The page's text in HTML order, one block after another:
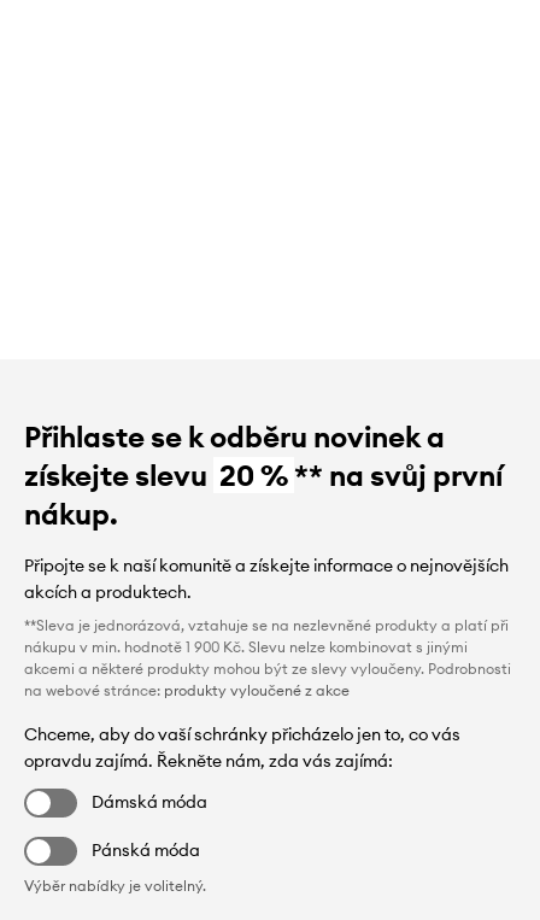
Přihlaste se k odběru novinek a
získejte slevu 20 %** na svůj první
nákup.
Připojte se k naší komunitě a získejte informace o nejnovějších
akcích a produktech.
**Sleva je jednorázová, vztahuje se na nezlevněné produkty a platí při
nákupu v min. hodnotě 1 900 Kč. Slevu nelze kombinovat s jinými
akcemi a některé produkty mohou být ze slevy vyloučeny. Podrobnosti
na webové stránce: produkty vyloučené z akce
Chceme, aby do vaší schránky přicházelo jen to, co vás
opravdu zajímá. Řekněte nám, zda vás zajímá:
Dámská móda
Pánská móda
Výběr nabídky je volitelný.